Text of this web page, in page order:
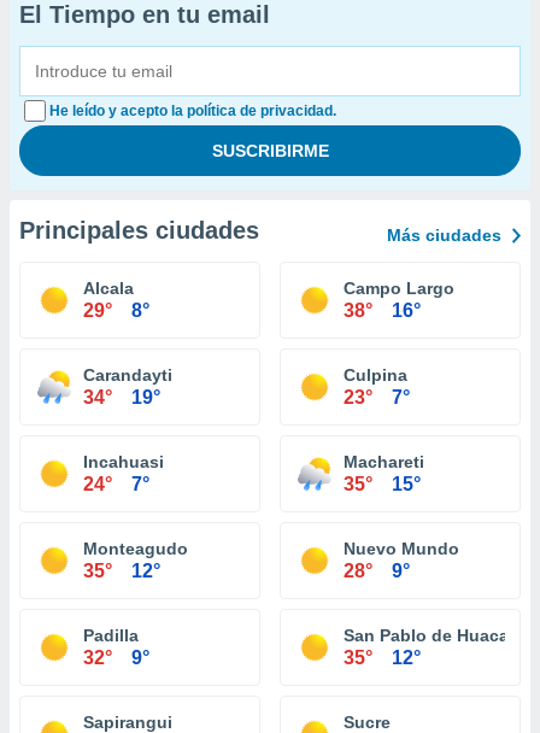
El Tiempo en tu email
He leído y acepto la política de privacidad.
Principales ciudades Más ciudades
Alcala
29° 8°
Campo Largo
38° 16°
Carandayti
34° 19°
Culpina
23° 7°
Incahuasi
24° 7°
Machareti
35° 15°
Monteagudo
35° 12°
Nuevo Mundo
28° 9°
Padilla
32° 9°
San Pablo de Huacareta
35° 12°
Sapirangui Sucre